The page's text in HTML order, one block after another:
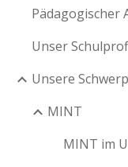
Pädagogischer
Unser
Unsere
MINT
MINT im